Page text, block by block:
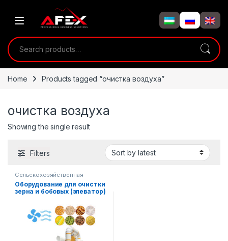
Search for:
Home Products tagged “очистка воздуха”
очистка воздуха
Showing the single result
Filters
Сельскохозяйственная
техника
Оборудование для очистки
зерна и бобовых (элеватор)